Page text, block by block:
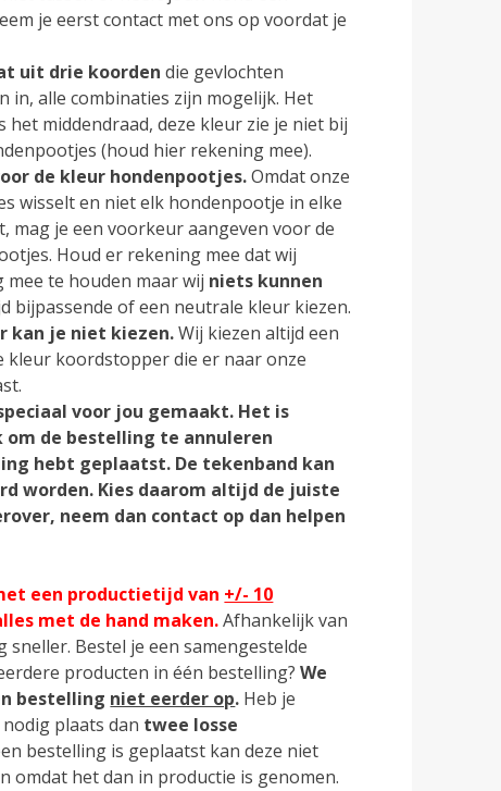
je eerst contact met ons op voordat je
uit drie koorden die gevlochten
in, alle combinaties zijn mogelijk. Het
het middendraad, deze kleur zie je niet bij
(houd hier rekening mee).
de kleur hondenpootjes.Omdat onze
wisselt en niet elk hondenpootje in elke
mag je een voorkeur aangeven voor de
Houd er rekening mee dat wij
te houden maar wij niets kunnen
bijpassende of een neutrale kleur kiezen.
kan je niet kiezen.Wij kiezen altijd een
kleur koordstopper die er naar onze
voor jou gemaakt. Het is
de bestelling te annuleren
hebt geplaatst. De tekenband kan
worden. Kies daarom altijd de juiste
neem dan contact op dan helpen
een productietijd van +/- 10
met de hand maken.Afhankelijk van
Bestel je een samengestelde
producten in één bestelling?We
bestelling niet eerder op. Heb je
plaats dan twee losse
bestelling is geplaatst kan deze niet
omdat het dan in productie is genomen.